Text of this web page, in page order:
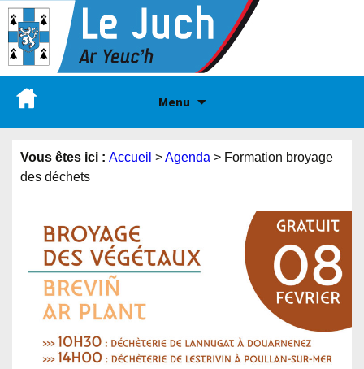
Menu
Vous êtes ici : Accueil >Agenda > Formation broyage
des déchets